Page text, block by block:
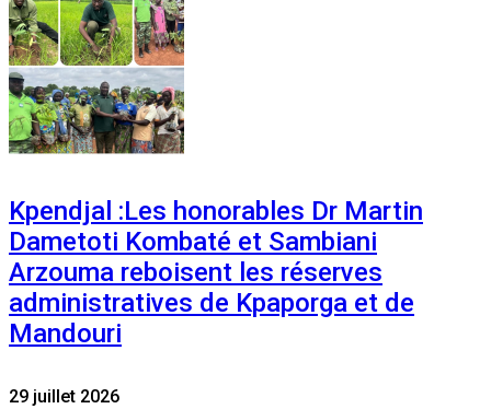
Kpendjal :Les honorables Dr Martin
Dametoti Kombaté et Sambiani
Arzouma reboisent les réserves
administratives de Kpaporga et de
Mandouri
29 juillet 2026